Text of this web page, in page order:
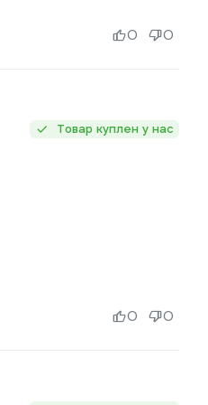
0 0
Товар куплен у нас
0 0